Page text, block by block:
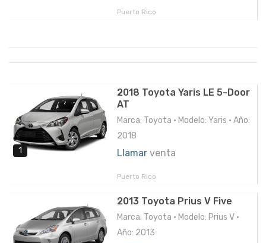
Puerto Rico
1
2018 Toyota Yaris LE 5-Door
AT
Marca: Toyota • Modelo: Yaris • Año:
2018
Llamar venta
Puerto Rico
2013 Toyota Prius V Five
Marca: Toyota • Modelo: Prius V •
Año: 2013